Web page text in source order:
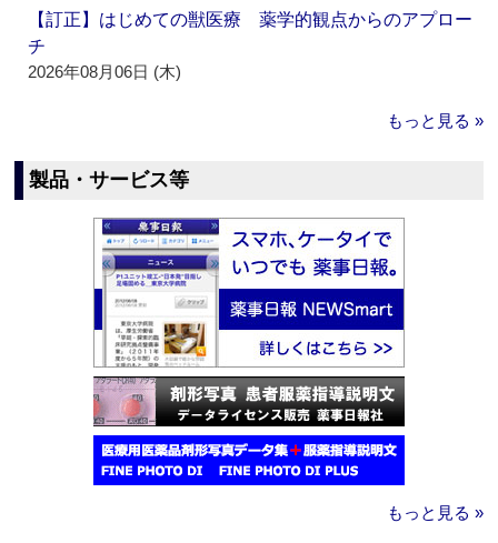
【訂正】はじめての獣医療 薬学的観点からのアプロー
チ
2026年08月06日 (木)
もっと見る »
製品・サービス等
もっと見る »